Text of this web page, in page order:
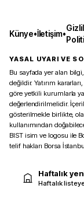
Künye•İletişim•
YASAL UYARI VE
Bu sayfada yer alan
değildir. Yatırım
göre yetkili kurumlarla
değerlendirilmelidir.
gösterilmekle birlikte,
kullanımından
BIST isim ve logosu ile
telif hakları Borsa
Haftalık
Haftalık